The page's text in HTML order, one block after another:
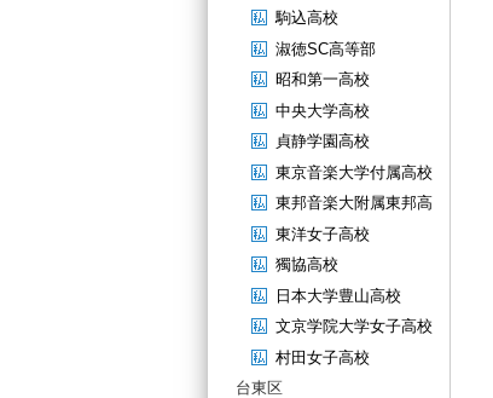
駒込高校
淑徳SC高等部
昭和第一高校
中央大学高校
貞静学園高校
東京音楽大学付属高校
東邦音楽大附属東邦高
東洋女子高校
獨協高校
日本大学豊山高校
文京学院大学女子高校
村田女子高校
台東区